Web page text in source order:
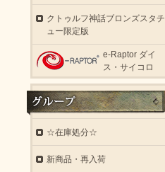
クトゥルフ神話ブロンズスタチ
ュー限定版
e-Raptor ダイ
ス・サイコロ
☆在庫処分☆
新商品・再入荷